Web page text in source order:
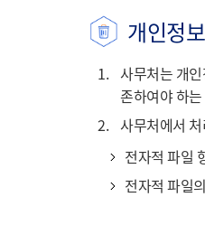
개인정
1. 사무처는 개
존하여야 하
2. 사무처에서
전자적 파일
전자적 파일